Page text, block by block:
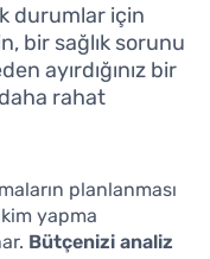
durumlar için
bir sağlık sorunu
ayırdığınız bir
rahat
planlanması
yapma
Bütçenizi analiz